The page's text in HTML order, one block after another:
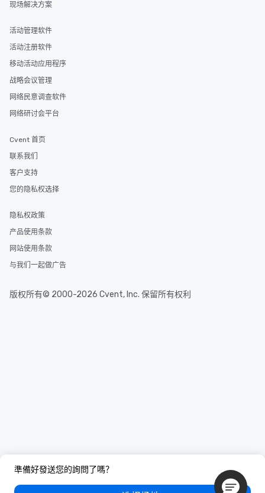
準備好發送您的詢問了嗎？
现场解决方案
活动管理软件
活动注册软件
移动活动应用程序
战略会议管理
网络民意调查软件
网络研讨会平台
Cvent 首页
联系我们
客户支持
您的隐私权选择
隐私权政策
产品使用条款
网站使用条款
与我们一起做广告
版权所有© 2000-2026 Cvent, Inc. 保留所有权利